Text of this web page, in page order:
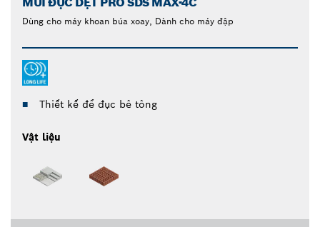
Dùng cho máy khoan búa xoay, Dành cho máy đập
Thiết kế để đục bê tông
Vật liệu